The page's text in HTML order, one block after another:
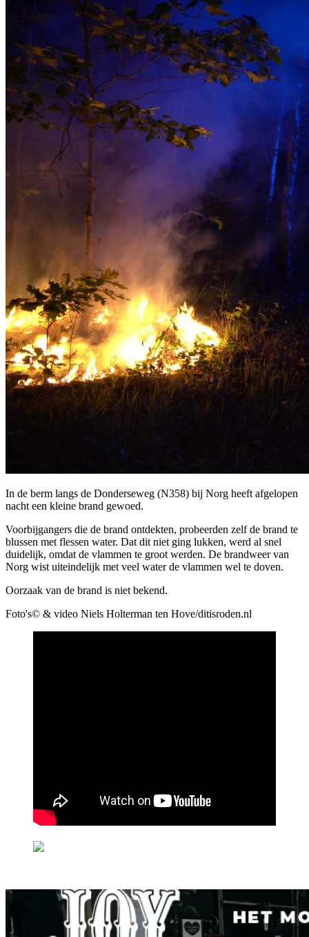
In de berm langs de Donderseweg (N358) bij Norg heeft afgelopen
nacht een kleine brand gewoed.
Voorbijgangers die de brand ontdekten, probeerden zelf de brand te
blussen met flessen water. Dat dit niet ging lukken, werd al snel
duidelijk, omdat de vlammen te groot werden. De brandweer van
Norg wist uiteindelijk met veel water de vlammen wel te doven.
Oorzaak van de brand is niet bekend.
Foto's© & video Niels Holterman ten Hove/ditisroden.nl